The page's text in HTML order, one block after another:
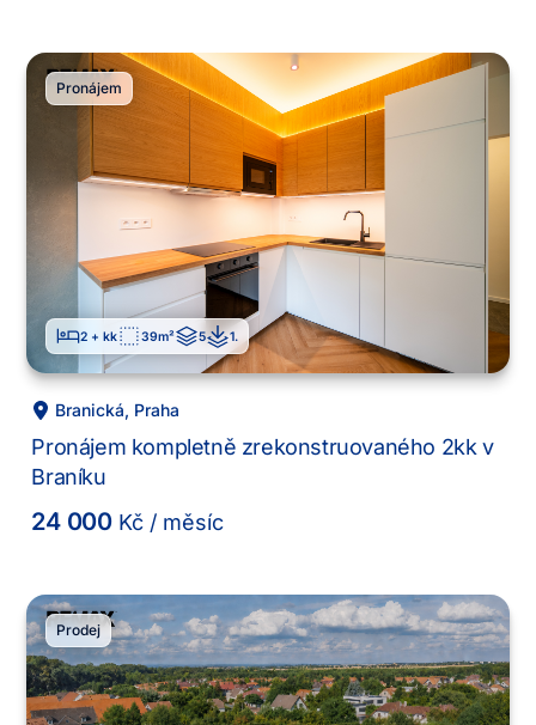
Pronájem
2 + kk 39m² 5 1.
Branická, Praha
Pronájem kompletně zrekonstruovaného 2kk v
Braníku
24 000Kč/ měsíc
Prodej